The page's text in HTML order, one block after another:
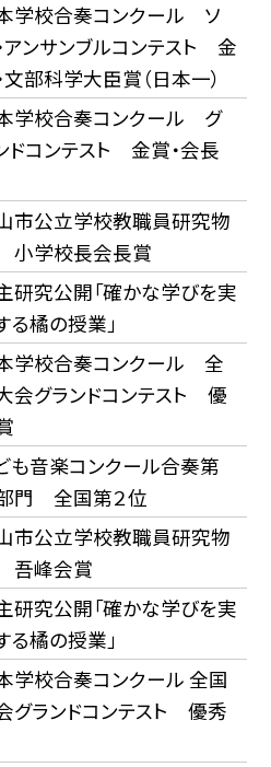
学校合奏コンクール ソ
アンサンブルコンテスト 金
文部科学大臣賞（日本一）
学校合奏コンクール グ
ドコンテスト 金賞・会長
市公立学校教職員研究物
学校長会長賞
研究公開「確かな学びを実
る橘の授業」
学校合奏コンクール 全
会グランドコンテスト 優
も音楽コンクール合奏第
門 全国第２位
市公立学校教職員研究物
峰会賞
研究公開「確かな学びを実
る橘の授業」
学校合奏コンクール 全国
グランドコンテスト 優秀